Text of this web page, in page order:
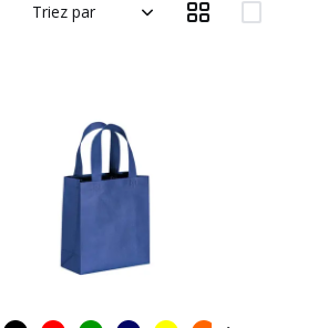
Triez par